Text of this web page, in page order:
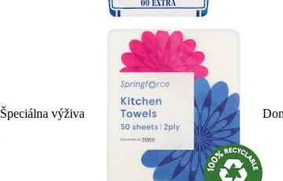
Špeciálna výživa